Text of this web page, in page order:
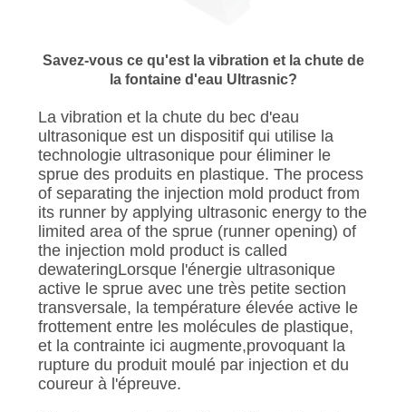
NOUVELLES
CAS
PLAN
SITE
POLITIQUE
CONFIDENTIALITÉ
Savez-vous ce qu'est la vibration et la chute de
la fontaine d'eau Ultrasnic?
La vibration et la chute du bec d'eau
ultrasonique est un dispositif qui utilise la
technologie ultrasonique pour éliminer le
sprue des produits en plastique. The process
of separating the injection mold product from
its runner by applying ultrasonic energy to the
limited area of ​​the sprue (runner opening) of
the injection mold product is called
dewateringLorsque l'énergie ultrasonique
active le sprue avec une très petite section
transversale, la température élevée active le
frottement entre les molécules de plastique,
et la contrainte ici augmente,provoquant la
rupture du produit moulé par injection et du
coureur à l'épreuve.